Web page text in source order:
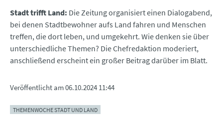
Stadt trifft Land: Die Zeitung organisiert einen Dialogabend,
bei denen Stadtbewohner aufs Land fahren und Menschen
treffen, die dort leben, und umgekehrt. Wie denken sie über
unterschiedliche Themen? Die Chefredaktion moderiert,
anschließend erscheint ein großer Beitrag darüber im Blatt.
Veröffentlicht am06.10.2024 11:44
THEMENWOCHE STADT UND LAND